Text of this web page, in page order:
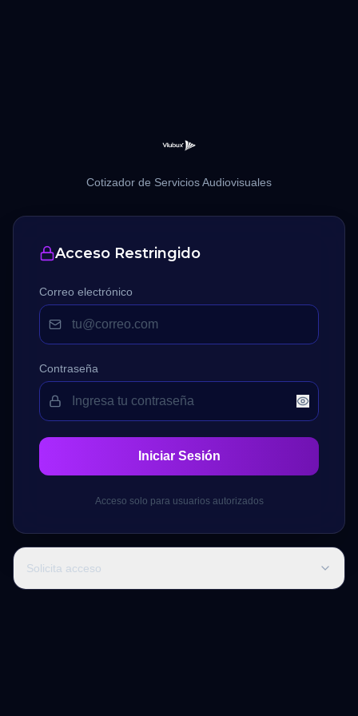
Cotizador de Servicios Audiovisuales
Acceso Restringido
Correo electrónico
Contraseña
Iniciar Sesión
Acceso solo para usuarios autorizados
Solicita acceso